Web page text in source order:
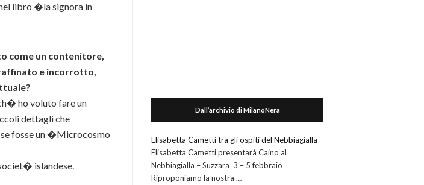
libro �la signora in
come un contenitore,
e incorrotto,
ho voluto fare un
dettagli che
fosse un �Microcosmo
islandese.
Dall’archivio di MilanoNera
Elisabetta Cametti tra gli ospiti del Nebbiagialla
Elisabetta Cametti presentarà Caino al
Nebbiagialla – Suzzara 3 – 5 febbraio
Riproponiamo la nostra …